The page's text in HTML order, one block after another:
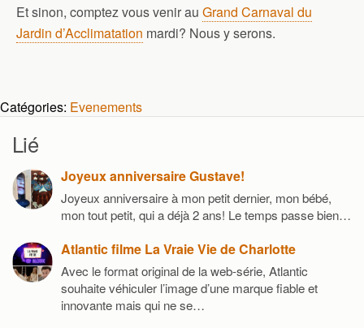
Et sinon, comptez vous venir au Grand Carnaval du
Jardin d’Acclimatation mardi? Nous y serons.
Catégories: Evenements
Lié
Joyeux anniversaire Gustave!
Joyeux anniversaire à mon petit dernier, mon bébé,
mon tout petit, qui a déjà 2 ans! Le temps passe bien…
Atlantic filme La Vraie Vie de Charlotte
Avec le format original de la web-série, Atlantic
souhaite véhiculer l’image d’une marque fiable et
innovante mais qui ne se…